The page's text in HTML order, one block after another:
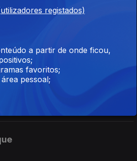
registados)
a partir de onde ficou,
favoritos;
pessoal;